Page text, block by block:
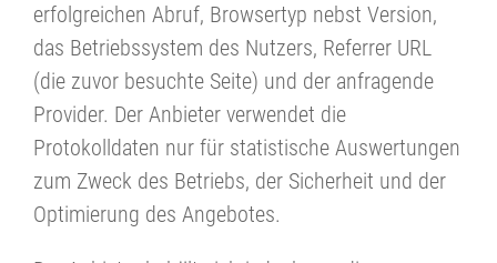
erfolgreichen Abruf, Browsertyp nebst Version,
das Betriebssystem des Nutzers, Referrer URL
(die zuvor besuchte Seite) und der anfragende
Provider. Der Anbieter verwendet die
Protokolldaten nur für statistische Auswertungen
zum Zweck des Betriebs, der Sicherheit und der
Optimierung des Angebotes.